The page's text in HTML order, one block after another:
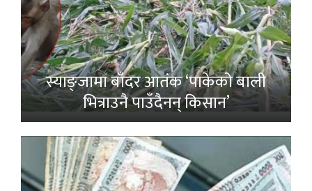
स्याङ्जामा बाँदर आतंक ‘पाकेको बाली
भित्राउनै पाउँदैनन् किसान’